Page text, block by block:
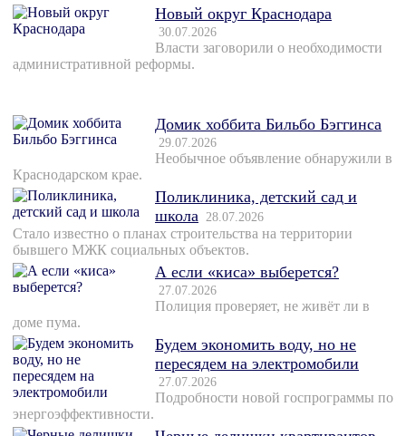
Новый округ Краснодара
30.07.2026
Власти заговорили о необходимости
административной реформы.
Домик хоббита Бильбо Бэггинса
29.07.2026
Необычное объявление обнаружили в
Краснодарском крае.
Поликлиника, детский сад и
школа 28.07.2026
Стало известно о планах строительства на территории
бывшего МЖК социальных объектов.
А если «киса» выберется?
27.07.2026
Полиция проверяет, не живёт ли в
доме пума.
Будем экономить воду, но не
пересядем на электромобили
27.07.2026
Подробности новой госпрограммы по
энергоэффективности.